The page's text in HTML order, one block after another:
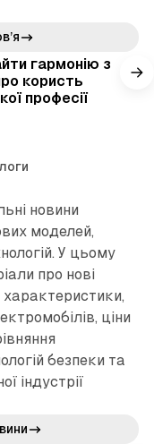
гармонію з
користь
професії
новини
моделей,
У цьому
про нові
характеристики,
ціни
безпеки та
індустрії